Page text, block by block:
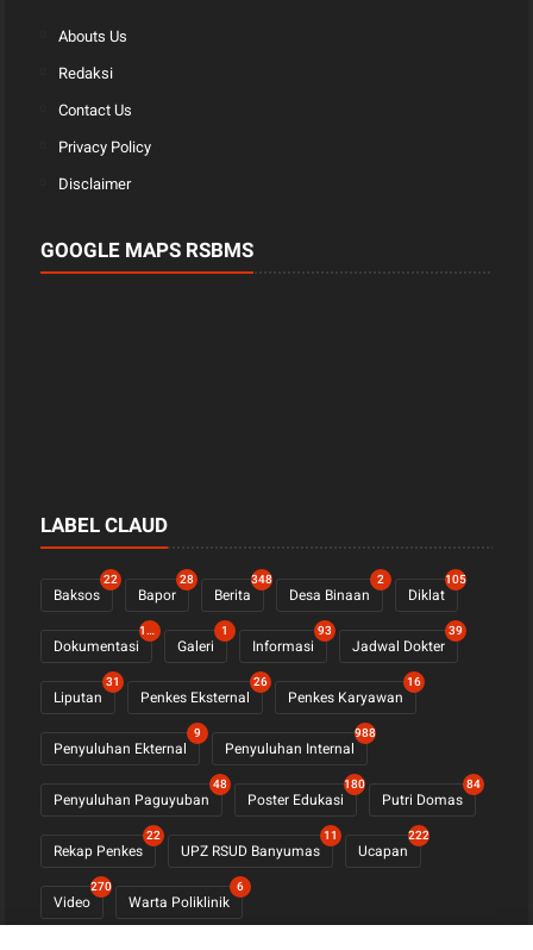
Abouts Us
Redaksi
Contact Us
Privacy Policy
Disclaimer
GOOGLE MAPS RSBMS
LABEL CLAUD
Baksos
22
Bapor
28
Berita
348
Desa Binaan
2
Diklat
105
Dokumentasi
1122
Galeri
1
Informasi
93
Jadwal Dokter
39
Liputan
31
Penkes Eksternal
26
Penkes Karyawan
16
Penyuluhan Ekternal
9
Penyuluhan Internal
988
Penyuluhan Paguyuban
48
Poster Edukasi
180
Putri Domas
84
Rekap Penkes
22
UPZ RSUD Banyumas
11
Ucapan
222
Video
270
Warta Poliklinik
6